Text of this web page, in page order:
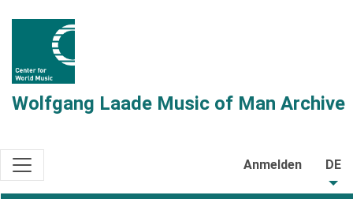
Wolfgang Laade Music of Man Archive
Anmelden DE